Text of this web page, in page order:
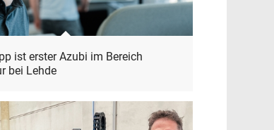
ist erster Azubi im Bereich
bei Lehde